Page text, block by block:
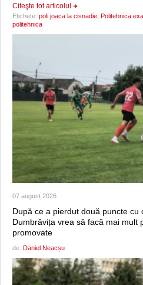
Citeşte tot articolul
Etichete: poli joaca la cisnadie Politehnica
politehnica
07 august 2026
După ce a pierdut două puncte cu
Dumbrăvița vrea să facă mai mult
promovate
de: Daniel Neacșu